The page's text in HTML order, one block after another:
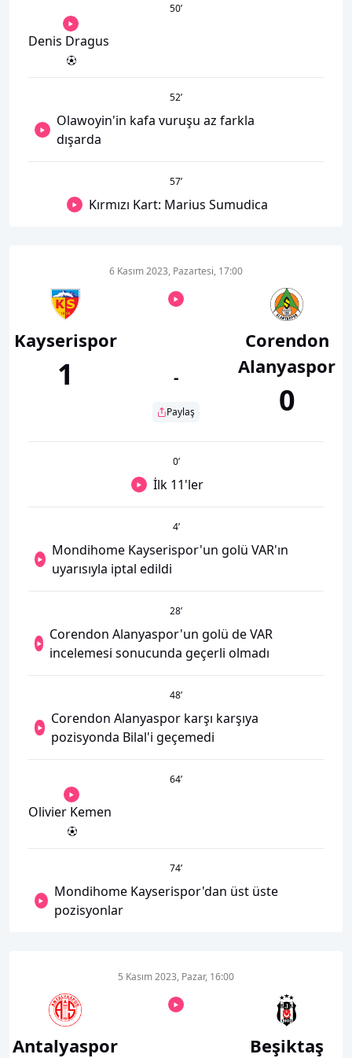
50’
Denis Dragus
52’
Olawoyin'in kafa vuruşu az farkla
dışarda
57’
Kırmızı Kart: Marius Sumudica
Kayserispor
1
6 Kasım 2023, Pazartesi, 17:00
-
Paylaş
Corendon
Alanyaspor
0
0’
İlk 11'ler
4’
Mondihome Kayserispor'un golü VAR'ın
uyarısıyla iptal edildi
28’
Corendon Alanyaspor'un golü de VAR
incelemesi sonucunda geçerli olmadı
48’
Corendon Alanyaspor karşı karşıya
pozisyonda Bilal'i geçemedi
64’
Olivier Kemen
74’
Mondihome Kayserispor'dan üst üste
pozisyonlar
Antalyaspor
5 Kasım 2023, Pazar, 16:00
Beşiktaş